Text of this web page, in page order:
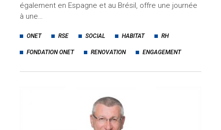
également en Espagne et au Brésil, offre une journée
à une…
ONET RSE SOCIAL HABITAT RH
FONDATION ONET RENOVATION ENGAGEMENT